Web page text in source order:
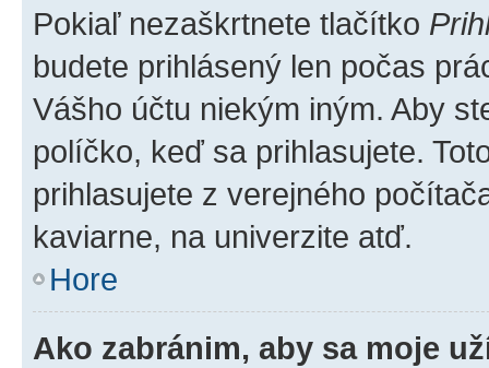
Pokiaľ nezaškrtnete tlačítko
budete prihlásený len počas
Vášho účtu niekým iným. Aby
políčko, keď sa prihlasujete.
prihlasujete z verejného
kaviarne, na univerzite atď.
Hore
Ako zabránim, aby sa moje